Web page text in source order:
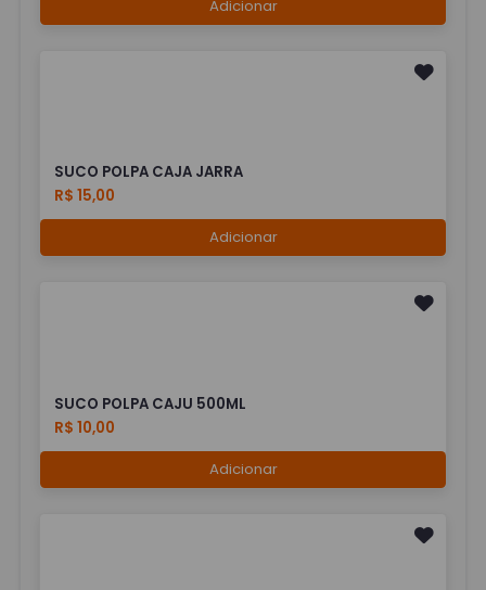
Adicionar
SUCO POLPA CAJA JARRA
R$ 15,00
Adicionar
SUCO POLPA CAJU 500ML
R$ 10,00
Adicionar